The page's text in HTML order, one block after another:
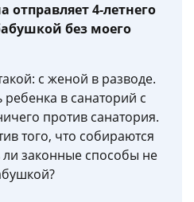
отправляет 4-летнего
без моего
с женой в разводе.
в санаторий с
против санатория.
того, что собираются
ли законные способы не